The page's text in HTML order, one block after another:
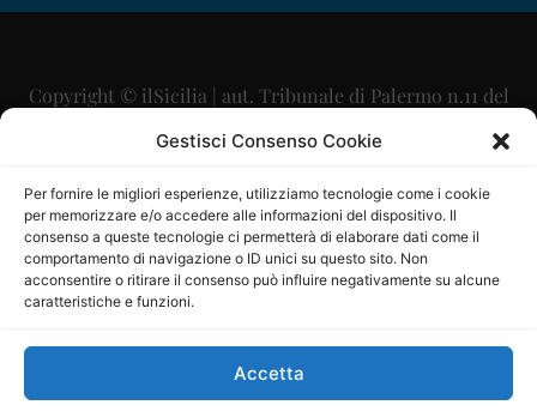
Gestisci Consenso Cookie
Per fornire le migliori esperienze, utilizziamo tecnologie come i cookie
per memorizzare e/o accedere alle informazioni del dispositivo. Il
consenso a queste tecnologie ci permetterà di elaborare dati come il
comportamento di navigazione o ID unici su questo sito. Non
acconsentire o ritirare il consenso può influire negativamente su alcune
caratteristiche e funzioni.
Accetta
Copyright © ilSicilia | aut. Tribunale di Palermo n.11 del
29/09/2015
Direttore Editoriale: Maurizio Scaglione
Direttore Responsabile: Maria Calabrese
P.IVA: 06334930820
Mercurio Comunicazione Società Cooperativa a r.l. è